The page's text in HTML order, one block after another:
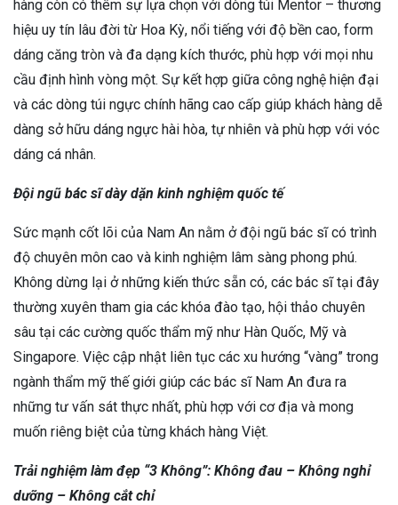
hàng còn có thêm sự lựa chọn với dòng túi Mentor – thương
hiệu uy tín lâu đời từ Hoa Kỳ, nổi tiếng với độ bền cao, form
dáng căng tròn và đa dạng kích thước, phù hợp với mọi nhu
cầu định hình vòng một. Sự kết hợp giữa công nghệ hiện đại
và các dòng túi ngực chính hãng cao cấp giúp khách hàng dễ
dàng sở hữu dáng ngực hài hòa, tự nhiên và phù hợp với vóc
dáng cá nhân.
Đội ngũ bác sĩ dày dặn kinh nghiệm quốc tế
Sức mạnh cốt lõi của Nam An nằm ở đội ngũ bác sĩ có trình
độ chuyên môn cao và kinh nghiệm lâm sàng phong phú.
Không dừng lại ở những kiến thức sẵn có, các bác sĩ tại đây
thường xuyên tham gia các khóa đào tạo, hội thảo chuyên
sâu tại các cường quốc thẩm mỹ như Hàn Quốc, Mỹ và
Singapore. Việc cập nhật liên tục các xu hướng “vàng” trong
ngành thẩm mỹ thế giới giúp các bác sĩ Nam An đưa ra
những tư vấn sát thực nhất, phù hợp với cơ địa và mong
muốn riêng biệt của từng khách hàng Việt.
Trải nghiệm làm đẹp “3 Không”: Không đau – Không nghỉ
dưỡng – Không cắt chỉ